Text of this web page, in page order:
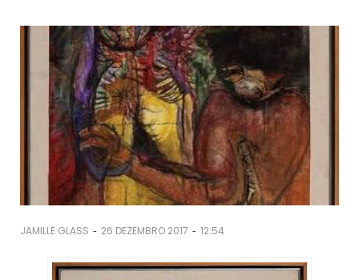
JAMILLE GLASS - 26 DEZEMBRO 2017 - 12:54